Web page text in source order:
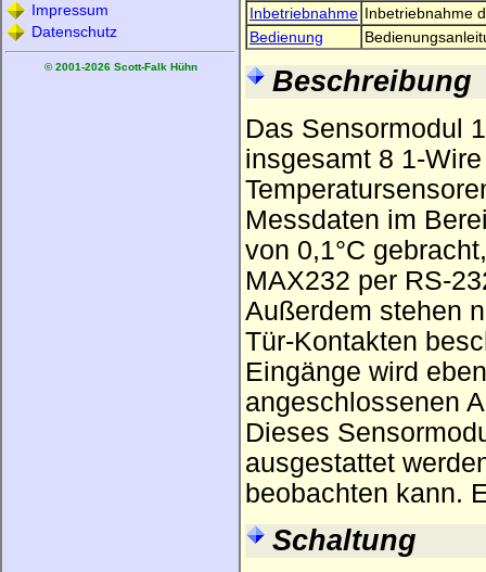
Impressum
Datenschutz
© 2001-2026 Scott-Falk Hühn
Inbetriebnahme Inbetriebnahme
Bedienung
Beschreibung
Das Sensormodul
insgesamt 8 1-
Messdaten im
von 0,1°C
MAX232 per RS-
Außerdem stehen
Tür-Kontakten
Eingänge wird
angeschlossenen
Dieses
ausgestattet
beobachten kann.
Schaltung